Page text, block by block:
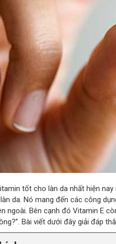
tốt cho làn da nhất hiện
da. Nó mang đến các công
ngoài. Bên cạnh đó Vitamin E
Bài viết dưới đây giải đáp